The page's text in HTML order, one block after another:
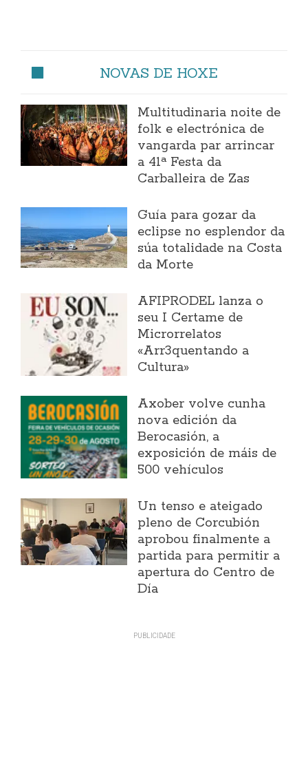
NOVAS DE HOXE
Multitudinaria noite de
folk e electrónica de
vangarda par arrincar
a 41ª Festa da
Carballeira de Zas
Guía para gozar da
eclipse no esplendor da
súa totalidade na Costa
da Morte
AFIPRODEL lanza o
seu I Certame de
Microrrelatos
«Arr3quentando a
Cultura»
Axober volve cunha
nova edición da
Berocasión, a
exposición de máis de
500 vehículos
Un tenso e ateigado
pleno de Corcubión
aprobou finalmente a
partida para permitir a
apertura do Centro de
Día